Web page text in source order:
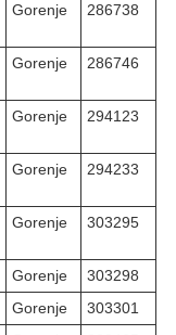
Gorenje 286738
Gorenje 286746
Gorenje 294123
Gorenje 294233
Gorenje 303295
Gorenje
303298
Gorenje
303301